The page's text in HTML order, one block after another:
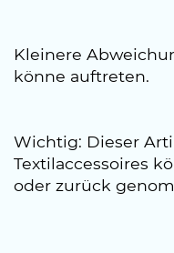
Kleinere
könne auftreten.
Wichtig: Dieser
Textilaccessoires
oder zurück